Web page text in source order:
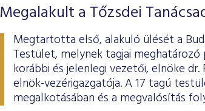
Megalakult a Tőzsdei
Megtartotta első, alakuló ülését a
Testület, melynek tagjai meghatározó
korábbi és jelenlegi vezetői, elnöke
elnök-vezérigazgatója. A 17 tagú
megalkotásában és a megvalósítás